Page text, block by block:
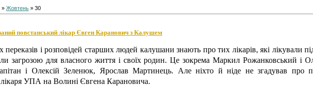
» Жовтень » 30
повстанський лікар Євген Каранович з Калушем
і розповідей старших людей калушани знають про тих лікарів, які лікували
загрозою для власного життя і своїх родин. Це зокрема Маркил Рожанковський і
і Олексій Зеленюк, Ярослав Мартинець. Але ніхто й ніде не згадував про
УПА на Волині Євгена Карановича.